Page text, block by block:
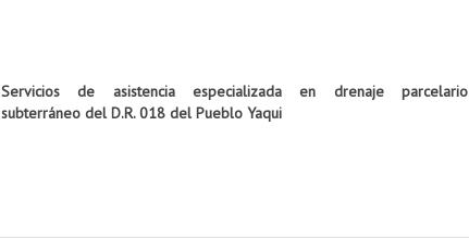
Servicios de asistencia especializada en drenaje parcelario
subterráneo del D.R. 018 del Pueblo Yaqui